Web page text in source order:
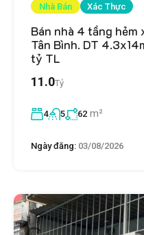
Nhà Bán Xác Thực
Bán nhà 4 tầng hẻm
Tân Bình. DT
tỷ TL
11.0Tỷ
4 5 62 m²
Ngày đăng: 03/08/2026